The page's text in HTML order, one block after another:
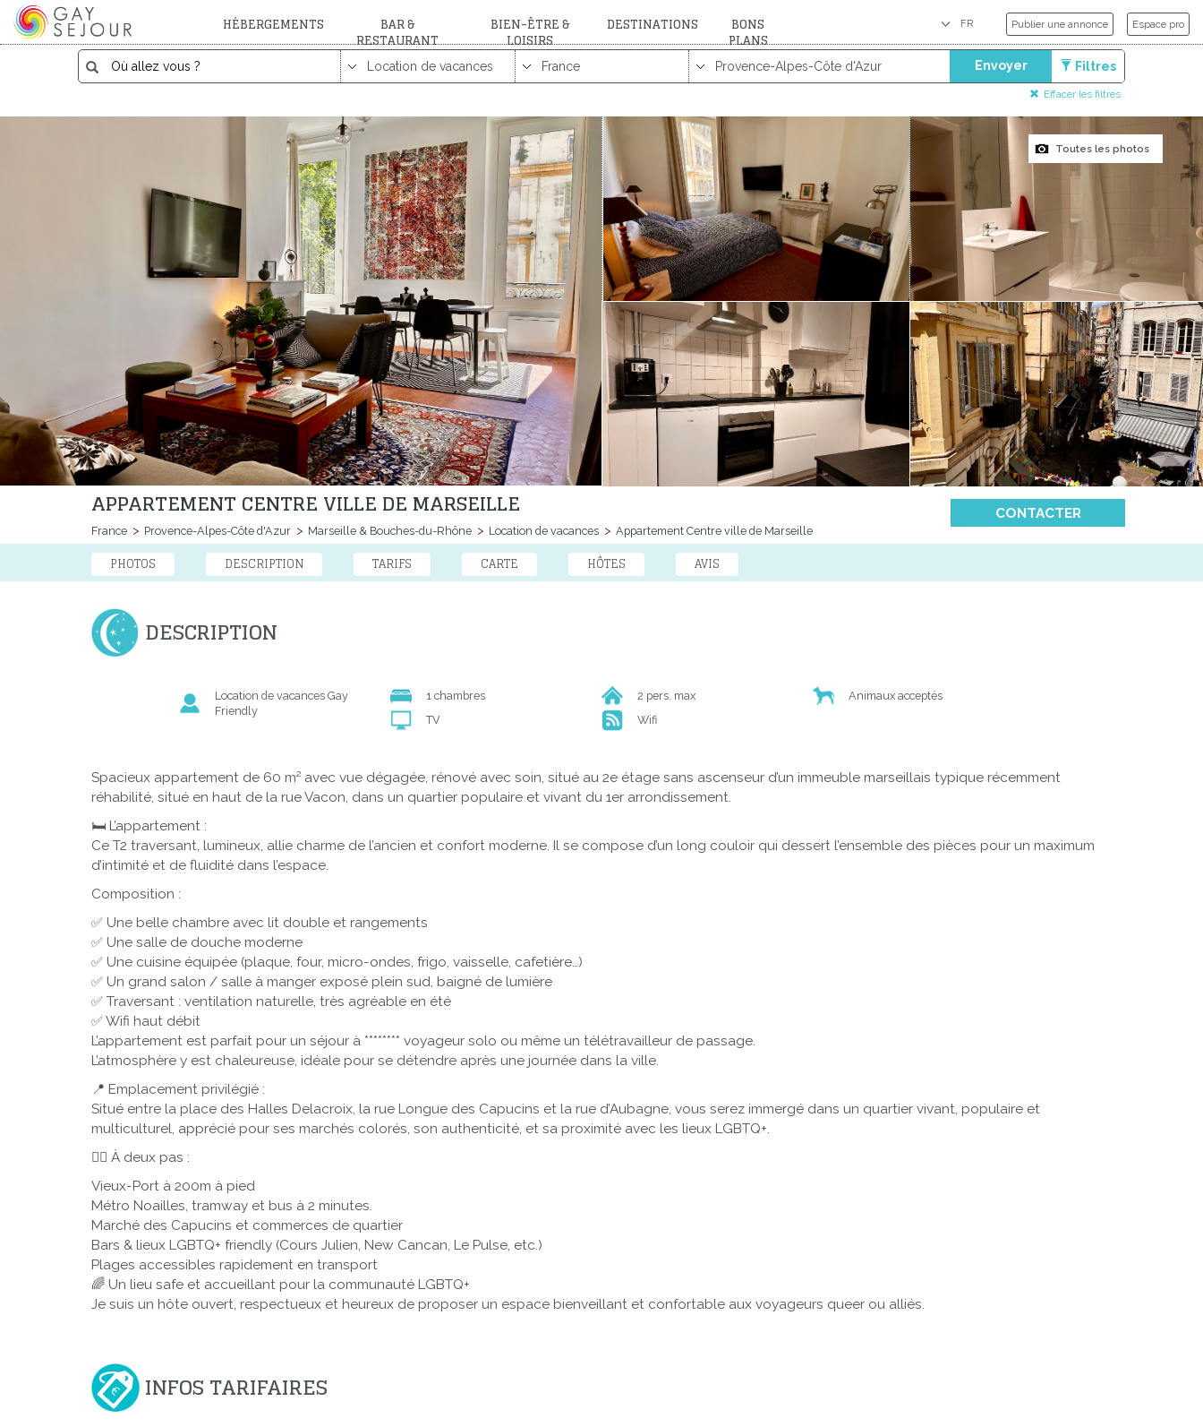
HÉBERGEMENTS BAR &
RESTAURANT
BIEN-ÊTRE &
LOISIRS
DESTINATIONS BONS
PLANS
Publier une annonce Espace pro
Envoyer Filtres
Effacer les filtres
Toutes les photos
APPARTEMENT CENTRE VILLE DE MARSEILLE
France Provence-Alpes-Côte d'Azur Marseille & Bouches-du-Rhône Location de vacances Appartement Centre ville de Marseille
CONTACTER
PHOTOS DESCRIPTION TARIFS CARTE HÔTES AVIS
DESCRIPTION
Location de vacances Gay
Friendly
1 chambres 2 pers. max
Animaux acceptés
TV
Wifi
Spacieux appartement de 60 m² avec vue dégagée, rénové avec soin, situé au 2e étage sans ascenseur d’un immeuble marseillais typique récemment
réhabilité, situé en haut de la rue Vacon, dans un quartier populaire et vivant du 1er arrondissement.
🛏️ L’appartement :
Ce T2 traversant, lumineux, allie charme de l’ancien et confort moderne. Il se compose d’un long couloir qui dessert l’ensemble des pièces pour un maximum
d’intimité et de fluidité dans l’espace.
Composition :
✅ Une belle chambre avec lit double et rangements
✅ Une salle de douche moderne
✅ Une cuisine équipée (plaque, four, micro-ondes, frigo, vaisselle, cafetière…)
✅ Un grand salon / salle à manger exposé plein sud, baigné de lumière
✅ Traversant : ventilation naturelle, très agréable en été
✅ Wifi haut débit
L’appartement est parfait pour un séjour à ******** voyageur solo ou même un télétravailleur de passage.
L’atmosphère y est chaleureuse, idéale pour se détendre après une journée dans la ville.
📍 Emplacement privilégié :
Situé entre la place des Halles Delacroix, la rue Longue des Capucins et la rue d’Aubagne, vous serez immergé dans un quartier vivant, populaire et
multiculturel, apprécié pour ses marchés colorés, son authenticité, et sa proximité avec les lieux LGBTQ+.
🚶‍♂️ À deux pas :
Vieux-Port à 200m à pied
Métro Noailles, tramway et bus à 2 minutes.
Marché des Capucins et commerces de quartier
Bars & lieux LGBTQ+ friendly (Cours Julien, New Cancan, Le Pulse, etc.)
Plages accessibles rapidement en transport
🌈 Un lieu safe et accueillant pour la communauté LGBTQ+
Je suis un hôte ouvert, respectueux et heureux de proposer un espace bienveillant et confortable aux voyageurs queer ou alliés.
INFOS TARIFAIRES